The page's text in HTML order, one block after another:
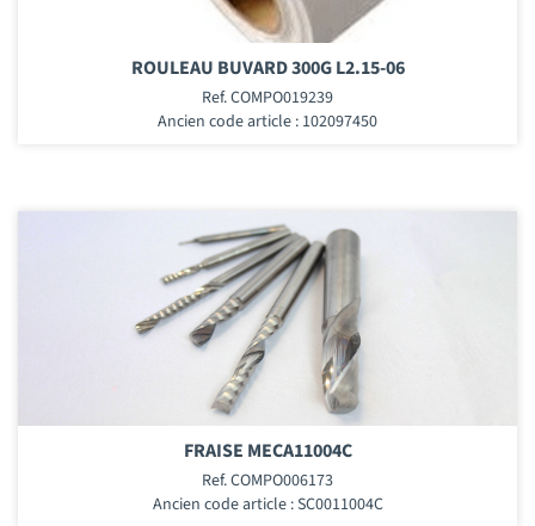
ROULEAU BUVARD 300G L2.15-06
Ref. COMPO019239
Ancien code article : 102097450
FRAISE MECA11004C
Ref. COMPO006173
Ancien code article : SC0011004C